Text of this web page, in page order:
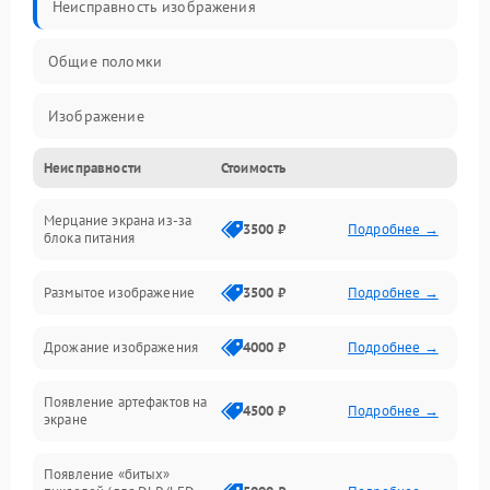
Неисправность изображения
Общие поломки
Изображение
Лампа подсветки
Неисправность управления и интерфейсов
Неисправности Стоимость
Мерцание экрана из-за
блока питания
3500 ₽ Подробнее →
Размытое изображение 3500 ₽ Подробнее →
Дрожание изображения 4000 ₽ Подробнее →
Появление артефактов на
экране
4500 ₽ Подробнее →
Появление «битых»